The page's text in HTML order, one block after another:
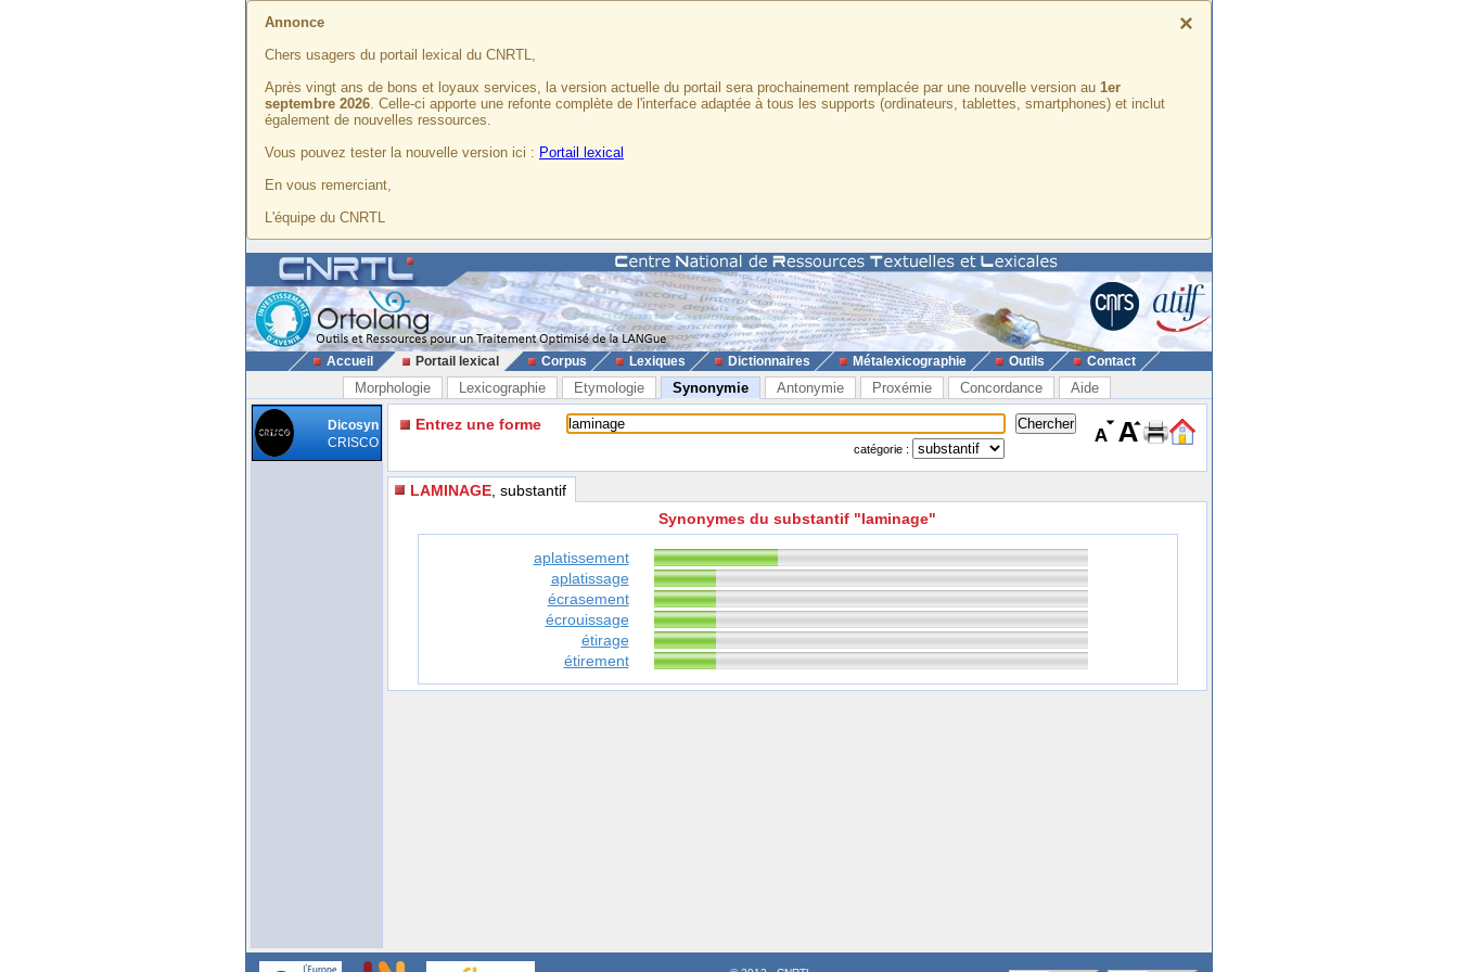
×
Annonce
Chers usagers du portail lexical du CNRTL,
Après vingt ans de bons et loyaux services, la version actuelle du portail sera prochainement remplacée par une nouvelle version au 1er
septembre 2026. Celle-ci apporte une refonte complète de l'interface adaptée à tous les supports (ordinateurs, tablettes, smartphones) et inclut
également de nouvelles ressources.
Vous pouvez tester la nouvelle version ici : Portail lexical
En vous remerciant,
L'équipe du CNRTL
Accueil Portail lexical Corpus Lexiques Dictionnaires Métalexicographie Outils Contact
Morphologie Lexicographie Etymologie Synonymie Antonymie Proxémie Concordance Aide
Dicosyn
CRISCO
Entrez une forme
catégorie :
LAMINAGE , substantif
Synonymes du substantif "laminage"
aplatissement
aplatissage
écrasement
écrouissage
étirage
étirement